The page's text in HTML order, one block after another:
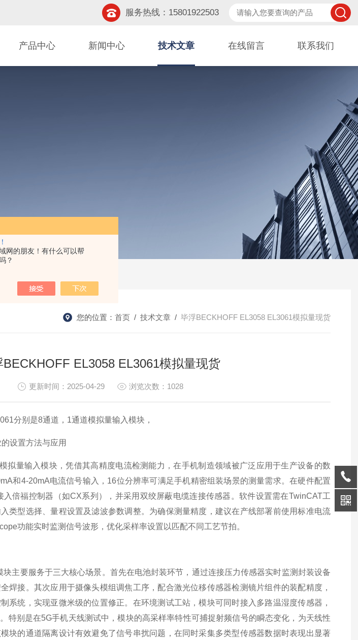
网的朋友！有什么可以帮
？
服务热线：15801922503
产品中心 新闻中心 技术文章 在线留言 联系我们
您的位置： 首页 / 技术文章 / 毕浮BECKHOFF EL3058 EL3061模拟量现货
BECKHOFF EL3058 EL3061模拟量现货
更新时间：2025-04-29 浏览次数：1028
分别是8通道，1通道模拟量输入模块，
设置方法与应用
拟量输入模块，凭借其高精度电流检测能力，在手机制造领域被广泛应用于生产设备的数
和4-20mA电流信号输入，16位分辨率可满足手机精密组装场景的测量需求。在硬件配置
倍福控制器（如CX系列），并采用双绞屏蔽电缆连接传感器。软件设置需在TwinCAT工
类型选择、量程设置及滤波参数调整。为确保测量精度，建议在产线部署前使用标准电流
功能实时监测信号波形，优化采样率设置以匹配不同工艺节拍。
主要服务于三大核心场景。首先在电池封装环节，通过连接压力传感器实时监测封装设备
焊接。其次应用于摄像头模组调焦工序，配合激光位移传感器检测镜片组件的装配精度，
系统，实现亚微米级的位置修正。在环境测试工站，模块可同时接入多路温湿度传感器，
特别是在5G手机天线测试中，模块的高采样率特性可捕捉射频信号的瞬态变化，为天线性
块的通道隔离设计有效避免了信号串扰问题，在同时采集多类型传感器数据时表现出显著